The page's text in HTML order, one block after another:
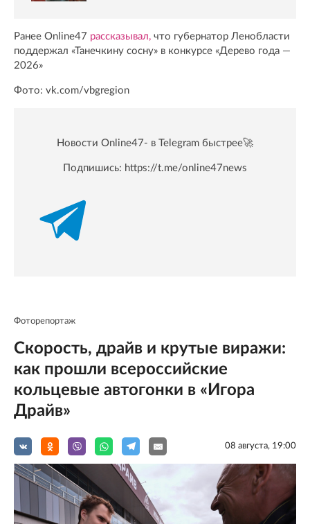
Ранее Online47 рассказывал, что губернатор Ленобласти
поддержал «Танечкину сосну» в конкурсе «Дерево года —
2026»
Фото: vk.com/vbgregion
Новости Online47- в Telegram быстрее🚀
Подпишись: https://t.me/online47news
Фоторепортаж
Скорость, драйв и крутые виражи:
как прошли всероссийские
кольцевые автогонки в «Игора
Драйв»
08 августа, 19:00